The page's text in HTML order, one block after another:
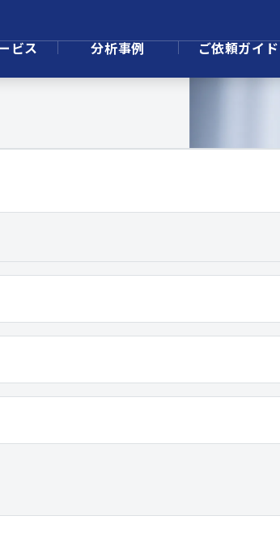
ビス 分析事例 ご依頼ガイド